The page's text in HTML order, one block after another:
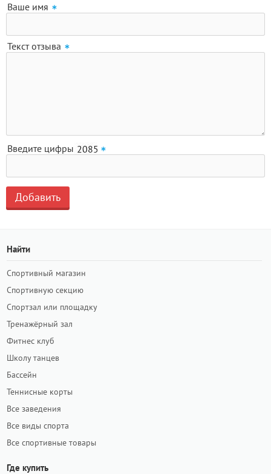
Ваше имя
Текст отзыва
Введите цифры
Найти
Спортивный магазин
Спортивную секцию
Спортзал или площадку
Тренажёрный зал
Фитнес клуб
Школу танцев
Бассейн
Теннисные корты
Все заведения
Все виды спорта
Все спортивные товары
Где купить